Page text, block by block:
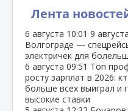
Лента
6 августа 10:01 9
Волгограде —
электричек для
6 августа 09:51 Топ
росту зарплат в 2026:
больше всех выиграл и
высокие ставки